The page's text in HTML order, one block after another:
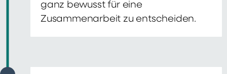
ganz bewusst für eine
Zusammenarbeit zu entscheiden.